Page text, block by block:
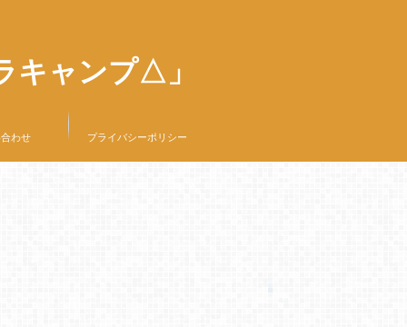
キャンプ△」
わせ プライバシーポリシー